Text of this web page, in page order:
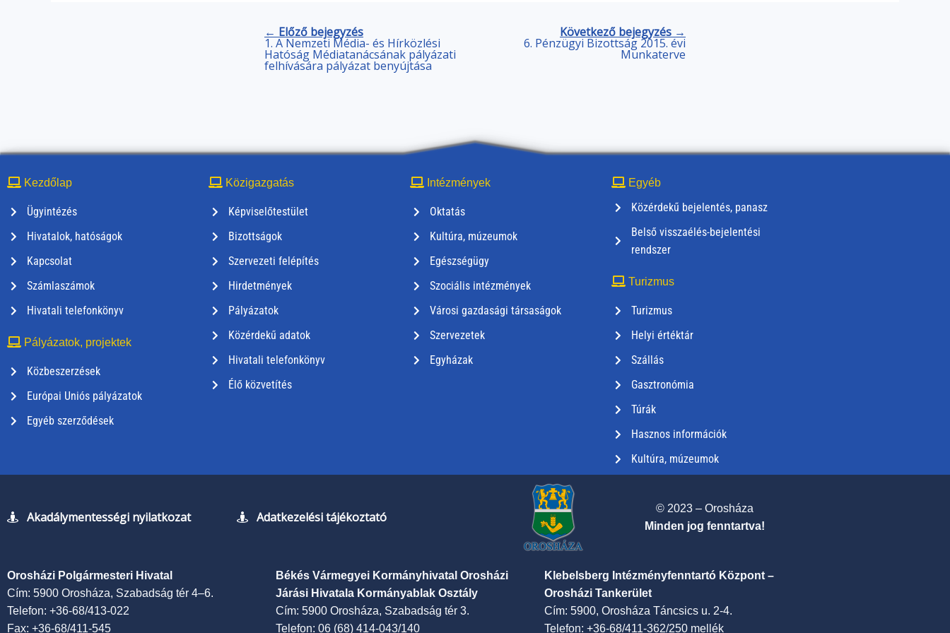
← Előző bejegyzés
1. A Nemzeti Média- és Hírközlési
Hatóság Médiatanácsának pályázati
felhívására pályázat benyújtása
Következő bejegyzés →
6. Pénzügyi Bizottság 2015. évi
Munkaterve
Kezdőlap
Ügyintézés
Hivatalok, hatóságok
Kapcsolat
Számlaszámok
Hivatali telefonkönyv
Pályázatok, projektek
Közbeszerzések
Európai Uniós pályázatok
Egyéb szerződések
Közigazgatás
Képviselőtestület
Bizottságok
Szervezeti felépítés
Hirdetmények
Pályázatok
Közérdekű adatok
Hivatali telefonkönyv
Élő közvetítés
Intézmények
Oktatás
Kultúra, múzeumok
Egészségügy
Szociális intézmények
Városi gazdasági társaságok
Szervezetek
Egyházak
Egyéb
Közérdekű bejelentés, panasz
Belső visszaélés-bejelentési
rendszer
Turizmus
Turizmus
Helyi értéktár
Szállás
Gasztronómia
Túrák
Hasznos információk
Kultúra, múzeumok
Akadálymentességi nyilatkozat Adatkezelési tájékoztató
© 2023 – Orosháza
Minden jog fenntartva!
Orosházi Polgármesteri Hivatal
Cím: 5900 Orosháza, Szabadság tér 4–6.
Telefon: +36-68/413-022
Fax: +36-68/411-545
Békés Vármegyei Kormányhivatal Orosházi
Járási Hivatala Kormányablak Osztály
Cím: 5900 Orosháza, Szabadság tér 3.
Telefon: 06 (68) 414-043/140
Klebelsberg Intézményfenntartó Központ –
Orosházi Tankerület
Cím: 5900, Orosháza Táncsics u. 2-4.
Telefon: +36-68/411-362/250 mellék